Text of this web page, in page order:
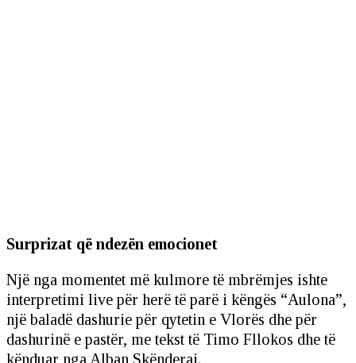
Surprizat që ndezën emocionet
Një nga momentet më kulmore të mbrëmjes ishte
interpretimi live për herë të parë i këngës “Aulona”,
një baladë dashurie për qytetin e Vlorës dhe për
dashurinë e pastër, me tekst të Timo Fllokos dhe të
kënduar nga Alban Skënderaj.